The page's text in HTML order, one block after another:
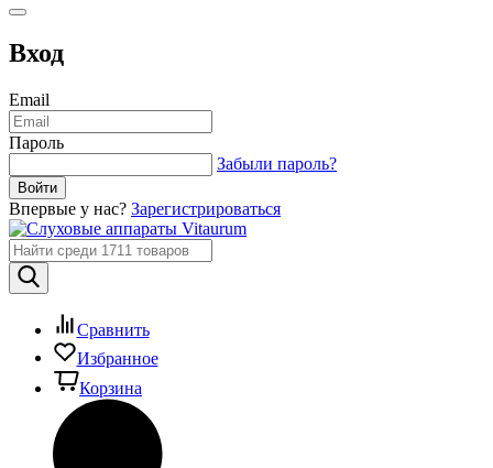
Вход
Email
Пароль
Забыли пароль?
Впервые у нас? Зарегистрироваться
Сравнить
Избранное
Корзина